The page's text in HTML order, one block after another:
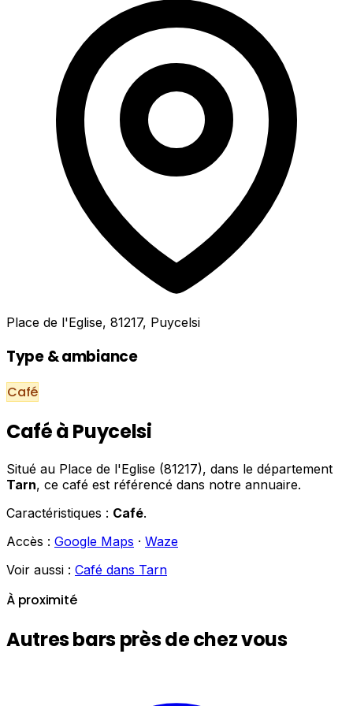
Place de l'Eglise, 81217, Puycelsi
Type & ambiance
Café
Café à Puycelsi
Situé au Place de l'Eglise (81217), dans le département
Tarn, ce café est référencé dans notre annuaire.
Caractéristiques : Café.
Accès : Google Maps · Waze
Voir aussi : Café dans Tarn
À proximité
Autres bars près de chez vous